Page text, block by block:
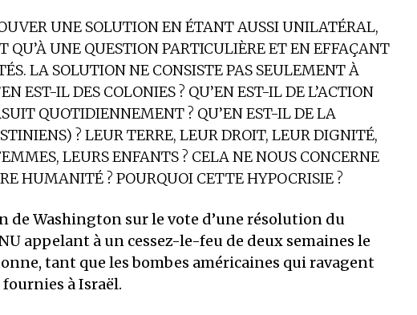
UNE SOLUTION EN ÉTANT AUSSI UNILATÉRAL,
QU’À UNE QUESTION PARTICULIÈRE ET EN EFFAÇANT
LA SOLUTION NE CONSISTE PAS SEULEMENT À
EST-IL DES COLONIES ? QU’EN EST-IL DE L’ACTION
QUOTIDIENNEMENT ? QU’EN EST-IL DE LA
? LEUR TERRE, LEUR DROIT, LEUR DIGNITÉ,
LEURS ENFANTS ? CELA NE NOUS CONCERNE
HUMANITÉ ? POURQUOI CETTE HYPOCRISIE ?
de Washington sur le vote d’une résolution du
appelant à un cessez-le-feu de deux semaines le
tant que les bombes américaines qui ravagent
à Israël.